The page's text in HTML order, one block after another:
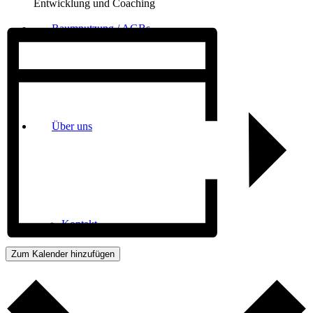
Raumnutzung / AGBs
Über uns
Kontakt
Entwicklung und Coaching
Zum Kalender hinzufügen